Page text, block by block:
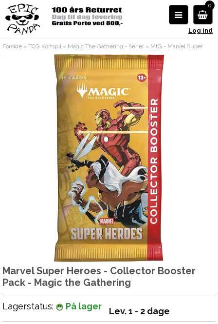
0
Log ind
Forside » TCG Kortspil» Magic The Gathering - Serier » MtG - Marvel Super
Marvel Super Heroes - Collector Booster
Pack - Magic the Gathering
Lagerstatus: På lager Lev. 1 - 2 dage